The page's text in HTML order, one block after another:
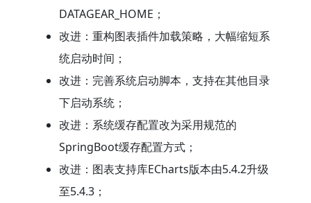
DATAGEAR_HOME；
改进：重构图表插件加载策略，大幅缩短系
统启动时间；
改进：完善系统启动脚本，支持在其他目录
下启动系统；
改进：系统缓存配置改为采用规范的
SpringBoot缓存配置方式；
改进：图表支持库ECharts版本由5.4.2升级
至5.4.3；